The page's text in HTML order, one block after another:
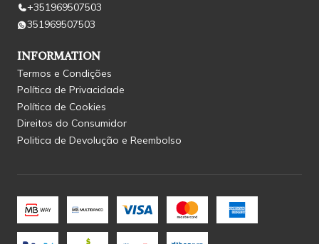
+351969507503
351969507503
INFORMATION
Termos e Condições
Política de Privacidade
Política de Cookies
Direitos do Consumidor
Politica de Devolução e Reembolso